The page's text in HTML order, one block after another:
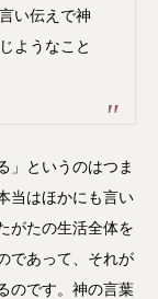
い伝えで神
ようなこと
」というのはつま
当はほかにも言い
がたの生活全体を
であって、それが
のです。神の言葉